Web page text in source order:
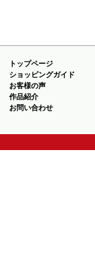
トップページ
ショッピングガイド
お客様の声
作品紹介
お問い合わせ